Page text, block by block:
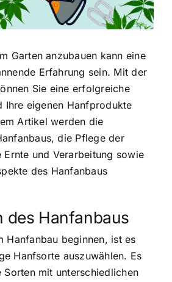
Garten anzubauen kann eine
Erfahrung sein. Mit der
Sie eine erfolgreiche
Ihre eigenen Hanfprodukte
Artikel werden die
die Pflege der
und Verarbeitung sowie
des Hanfanbaus
des Hanfanbaus
Hanfanbau beginnen, ist es
Hanfsorte auszuwählen. Es
mit unterschiedlichen